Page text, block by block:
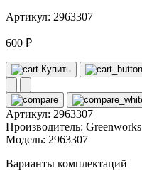
Артикул: 2963307
600 ₽
Купить
Артикул: 2963307
Производитель: Greenworks
Модель: 2963307
Варианты комплектаций